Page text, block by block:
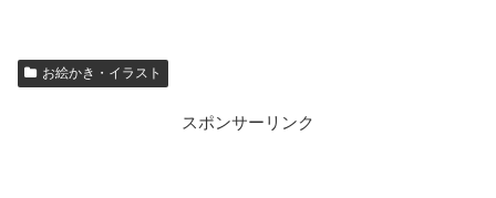
お絵かき・イラスト
スポンサーリンク